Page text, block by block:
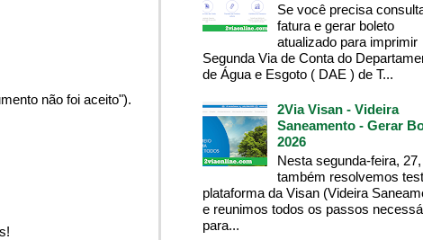
não foi aceito").
Se você precisa
fatura e gerar boleto
atualizado para imprimir
Segunda Via de Conta do
de Água e Esgoto ( DAE ) de T...
2Via Visan - Videira
Saneamento - Gerar
2026
Nesta segunda-feira,
também resolvemos
plataforma da Visan (Videira
e reunimos todos os passos
para...